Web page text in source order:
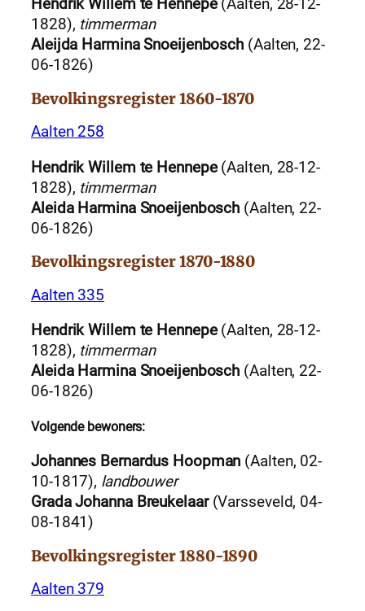
Hendrik Willem te Hennepe(Aalten, 28-12-
1828), timmerman
Aleijda Harmina Snoeijenbosch (Aalten, 22-
06-1826)
Bevolkingsregister 1860-1870
Aalten 258
Hendrik Willem te Hennepe(Aalten, 28-12-
1828), timmerman
Aleida Harmina Snoeijenbosch (Aalten, 22-
06-1826)
Bevolkingsregister 1870-1880
Aalten 335
Hendrik Willem te Hennepe(Aalten, 28-12-
1828), timmerman
Aleida Harmina Snoeijenbosch (Aalten, 22-
06-1826)
Volgende bewoners:
Johannes Bernardus Hoopman (Aalten, 02-
10-1817), landbouwer
Grada Johanna Breukelaar(Varsseveld, 04-
08-1841)
Bevolkingsregister 1880-1890
Aalten 379